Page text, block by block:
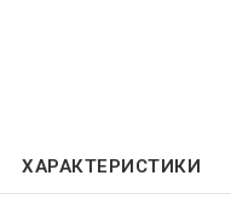
ХАРАКТЕРИСТИКИ